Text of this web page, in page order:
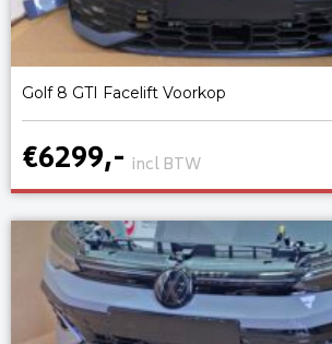
Golf 8 GTI Facelift Voorkop
€6299,- incl BTW